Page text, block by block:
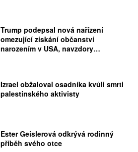
Trump podepsal nová nařízení
omezující získání občanství
narozením v USA, navzdory
Izrael obžaloval osadníka kvůli smrti
palestinského aktivisty
Ester Geislerová odkrývá rodinný
příběh svého otce